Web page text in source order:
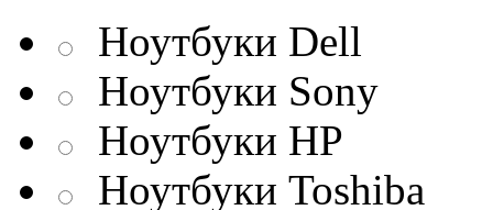
Ноутбуки Dell
Ноутбуки Sony
Ноутбуки HP
Ноутбуки Toshiba